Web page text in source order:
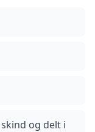
og delt i